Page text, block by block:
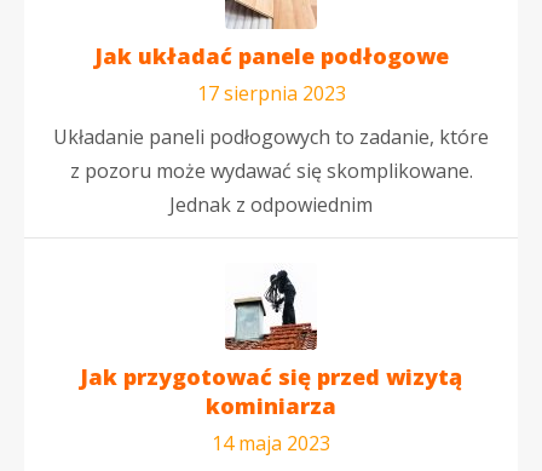
Jak układać panele podłogowe
17 sierpnia 2023
Układanie paneli podłogowych to zadanie, które
z pozoru może wydawać się skomplikowane.
Jednak z odpowiednim
Jak przygotować się przed wizytą
kominiarza
14 maja 2023